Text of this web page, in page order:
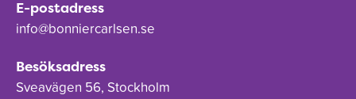
E-postadress
info@bonniercarlsen.se
Besöksadress
Sveavägen 56, Stockholm